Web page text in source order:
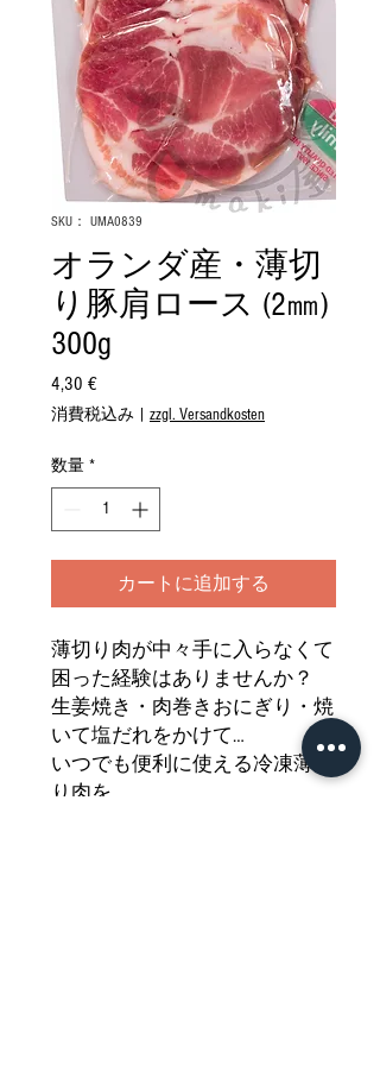
SKU： UMA0839
オランダ産・薄切
り豚肩ロース (2㎜)
300g
4,30 €価
格
消費税込み zzgl. Versandkosten
数量 *
カートに追加する
薄切り肉が中々手に入らなくて
困った経験はありませんか？
生姜焼き・肉巻きおにぎり・焼
いて塩だれをかけて…
いつでも便利に使える冷凍薄切
り肉を